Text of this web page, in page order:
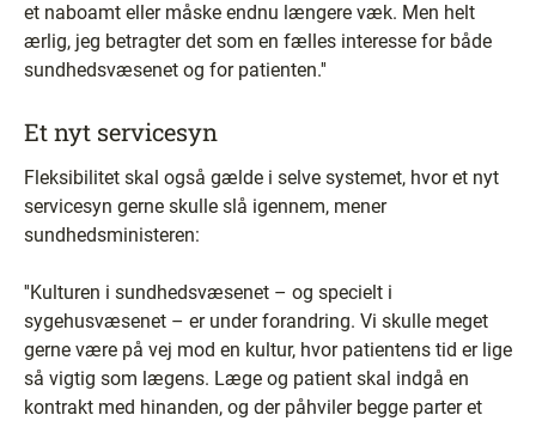
et naboamt eller måske endnu længere væk. Men helt
ærlig, jeg betragter det som en fælles interesse for både
sundhedsvæsenet og for patienten.''
Et nyt servicesyn
Fleksibilitet skal også gælde i selve systemet, hvor et nyt
servicesyn gerne skulle slå igennem, mener
sundhedsministeren:
''Kulturen i sundhedsvæsenet – og specielt i
sygehusvæsenet – er under forandring. Vi skulle meget
gerne være på vej mod en kultur, hvor patientens tid er lige
så vigtig som lægens. Læge og patient skal indgå en
kontrakt med hinanden, og der påhviler begge parter et